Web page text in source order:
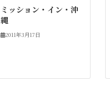
ミッション・イン・沖
縄
2011年3月17日